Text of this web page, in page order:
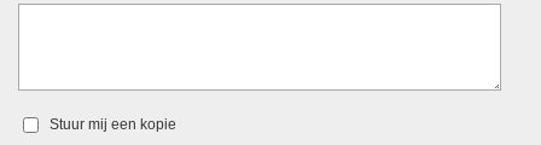
Stuur mij een kopie